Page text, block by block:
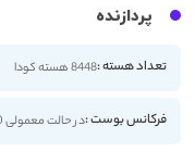
پردازنده
تعداد هسته :8448 هسته کودا
فرکانس بوست :در حالت معمولی 2610 مگاهرتز - در حالت اورکلاک 2640 مگاهرتز